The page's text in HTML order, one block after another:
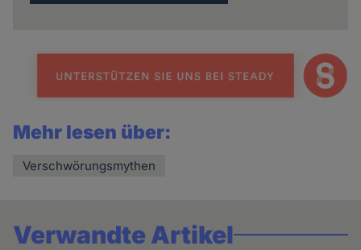
Mehr lesen über:
Verschwörungsmythen
Verwandte Artikel